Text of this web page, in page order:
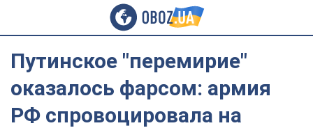
Путинское "перемирие"
оказалось фарсом: армия
РФ спровоцировала на